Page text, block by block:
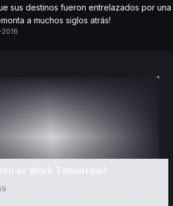
sus destinos fueron entrelazados por una
a muchos siglos atrás!